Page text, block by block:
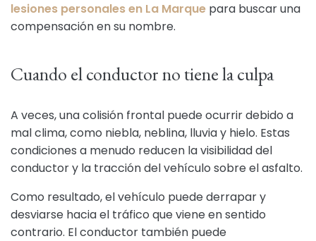
lesiones personales en La Marque para buscar una
compensación en su nombre.
Cuando el conductor no tiene la culpa
A veces, una colisión frontal puede ocurrir debido a
mal clima, como niebla, neblina, lluvia y hielo. Estas
condiciones a menudo reducen la visibilidad del
conductor y la tracción del vehículo sobre el asfalto.
Como resultado, el vehículo puede derrapar y
desviarse hacia el tráfico que viene en sentido
contrario. El conductor también puede